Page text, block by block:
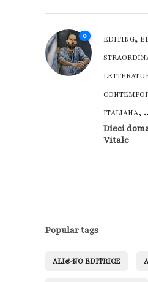
0 EDITING,
ITALIANA,
Dieci
Vitale
Popular tags
ALI&NO EDITRICE